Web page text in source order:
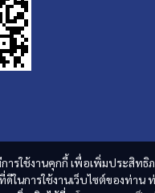
ารใช้งานคุกกี้ เพื่อเพิ่มประสิทธิ
ในการใช้งานเว็บไซต์ของท่าน